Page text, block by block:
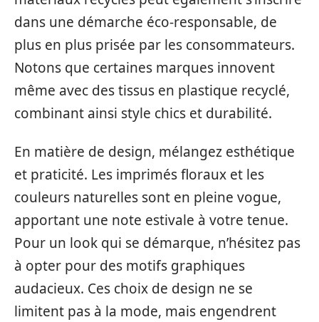
dans une démarche éco-responsable, de
plus en plus prisée par les consommateurs.
Notons que certaines marques innovent
même avec des tissus en plastique recyclé,
combinant ainsi style chics et durabilité.
En matière de design, mélangez esthétique
et praticité. Les imprimés floraux et les
couleurs naturelles sont en pleine vogue,
apportant une note estivale à votre tenue.
Pour un look qui se démarque, n’hésitez pas
à opter pour des motifs graphiques
audacieux. Ces choix de design ne se
limitent pas à la mode, mais engendrent